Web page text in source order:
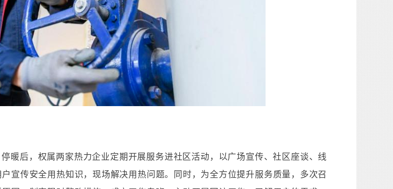
暖后，权属两家热力企业定期开展服务进社区活动，以广场宣传、社区座谈、线
宣传安全用热知识，现场解决用热问题。同时，为全方位提升服务质量，多次召